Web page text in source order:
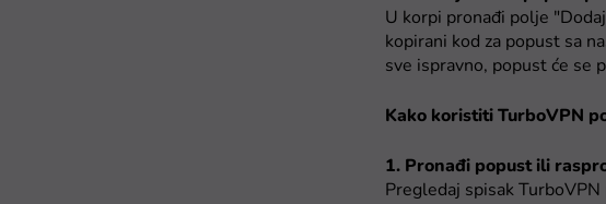
U korpi pronađi polje
kopirani kod za popust sa
sve ispravno, popust će se
Kako koristiti TurboVPN
1. Pronađi popust ili
Pregledaj spisak